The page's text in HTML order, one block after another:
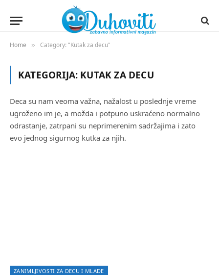
Home » Category: "Kutak za decu"
KATEGORIJA: KUTAK ZA DECU
Deca su nam veoma važna, nažalost u poslednje vreme
ugroženo im je, a možda i potpuno uskraćeno normalno
odrastanje, zatrpani su neprimerenim sadržajima i zato
evo jednog sigurnog kutka za njih.
ZANIMLJIVOSTI ZA DECU I MLADE